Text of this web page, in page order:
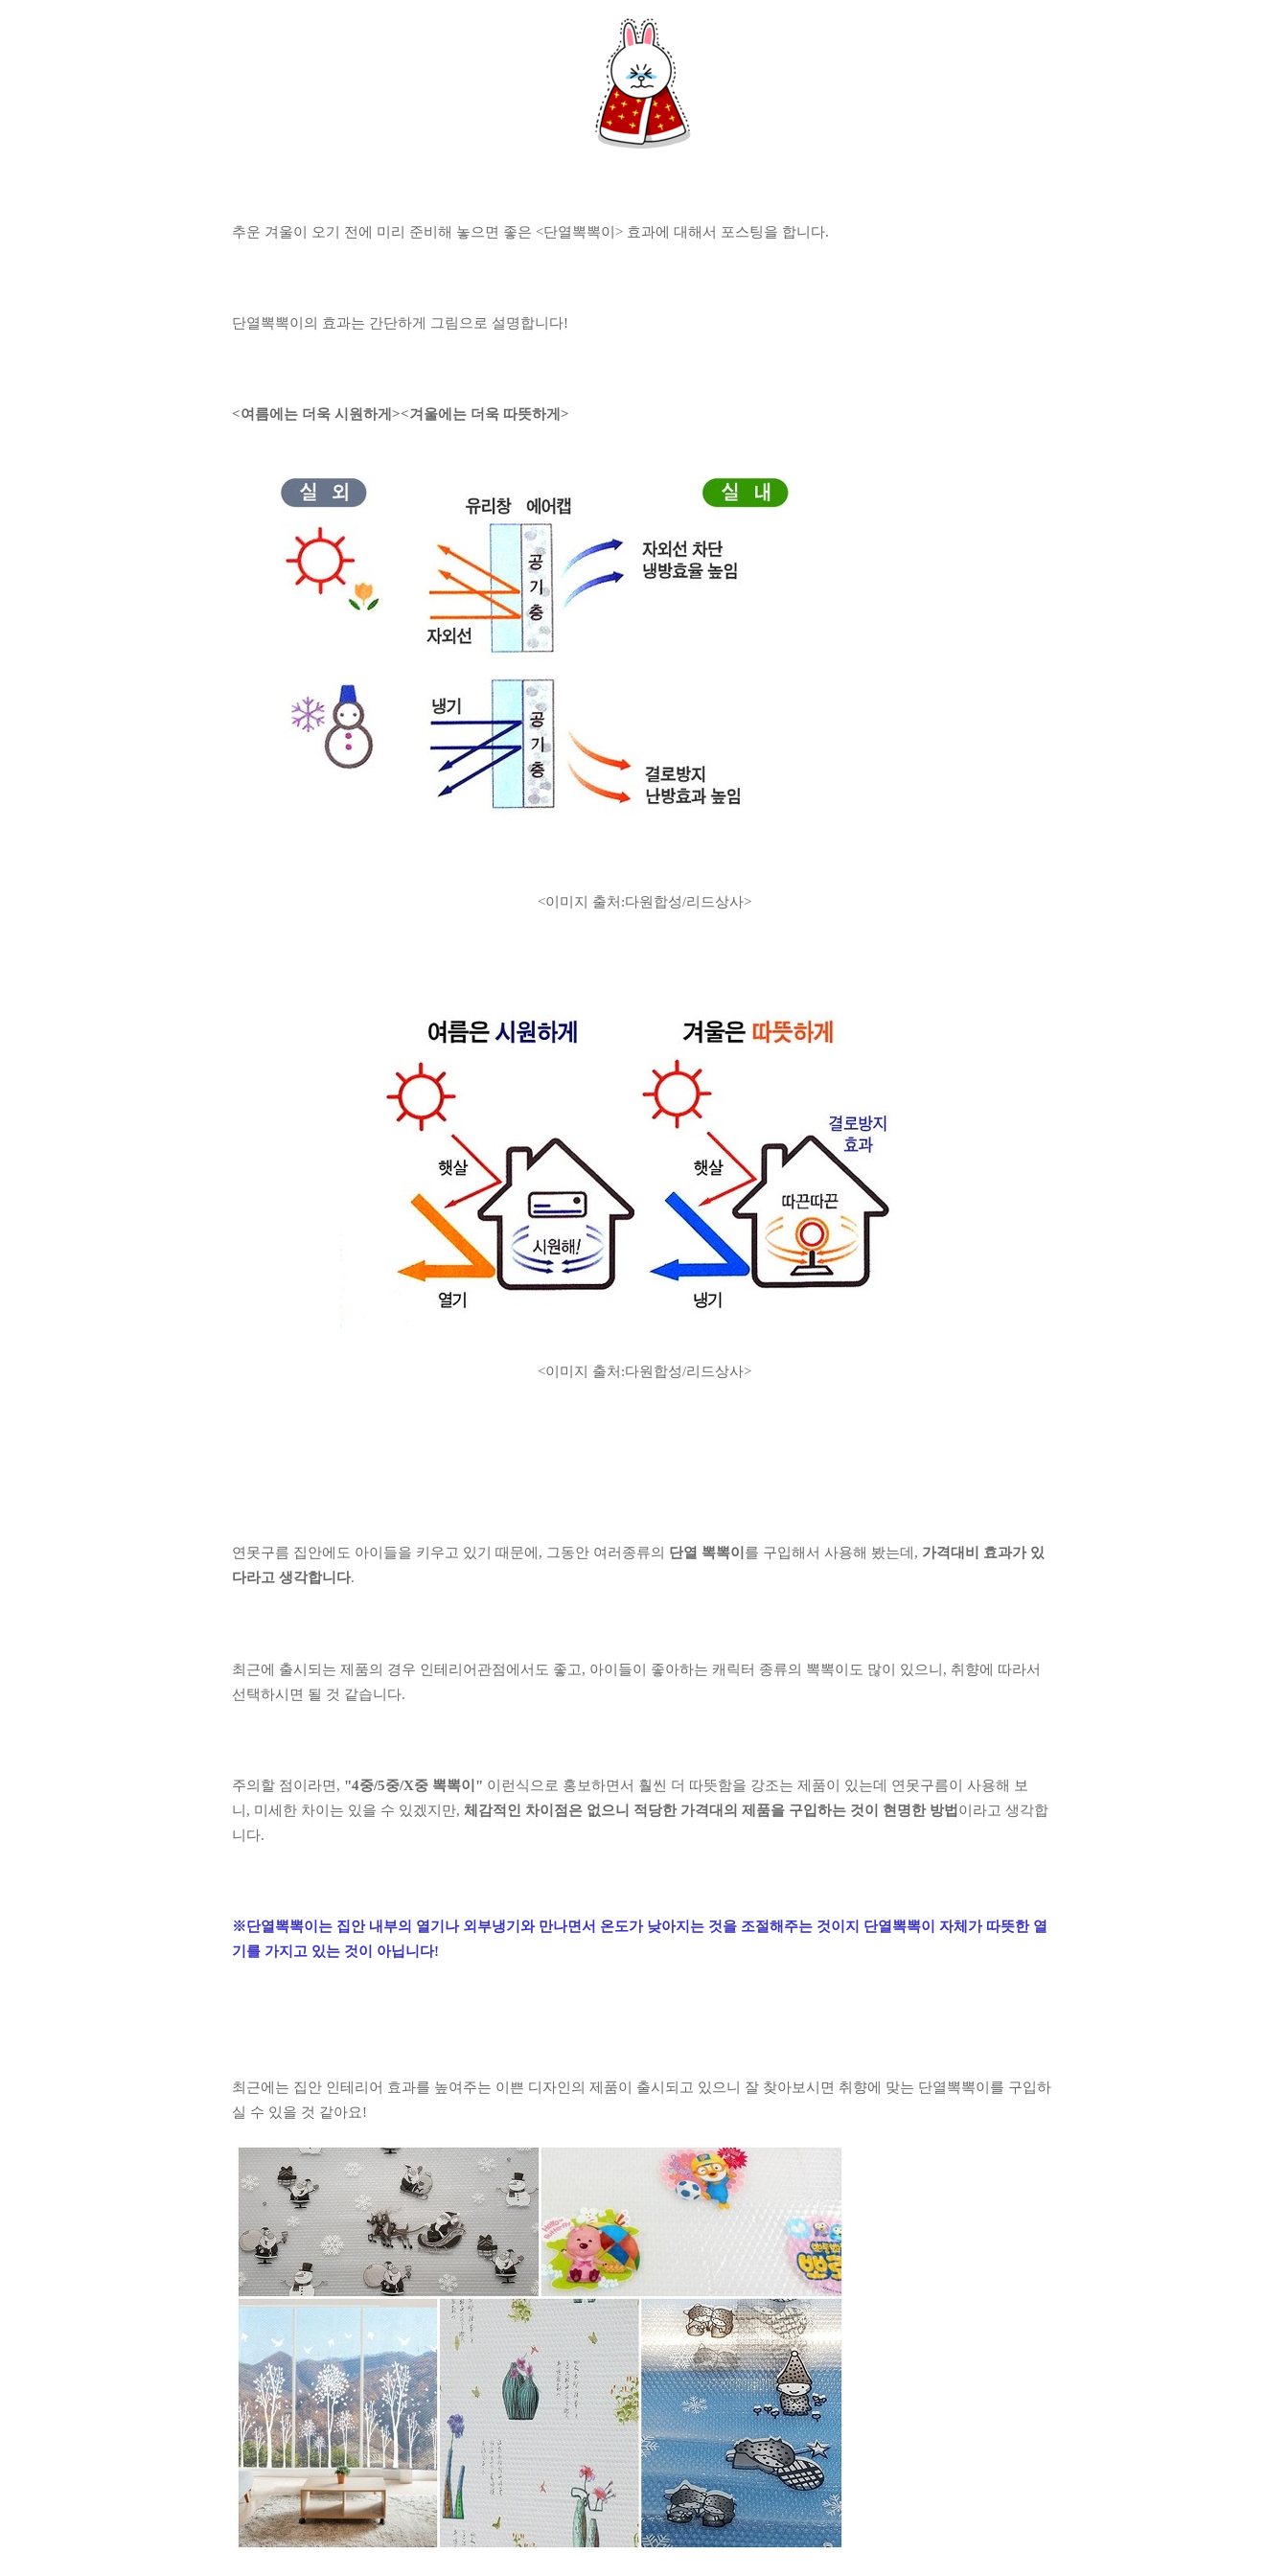
추운 겨울이 오기 전에 미리 준비해 놓으면 좋은 <단열뽁뽁이> 효과에 대해서 포스팅을 합니다.
단열뽁뽁이의 효과는 간단하게 그림으로 설명합니다!
<여름에는 더욱 시원하게><겨울에는 더욱 따뜻하게>
<이미지 출처:다원합성/리드상사>
<이미지 출처:다원합성/리드상사>
연못구름 집안에도 아이들을 키우고 있기 때문에, 그동안 여러종류의 단열 뽁뽁이 를 구입해서 사용해 봤는데, 가격대비 효과가 있
다라고 생각합니다.
최근에 출시되는 제품의 경우 인테리어관점에서도 좋고, 아이들이 좋아하는 캐릭터 종류의 뽁뽁이도 많이 있으니, 취향에 따라서
선택하시면 될 것 같습니다.
주의할 점이라면, "4중/5중/X중 뽁뽁이" 이런식으로 홍보하면서 훨씬 더 따뜻함을 강조는 제품이 있는데 연못구름이 사용해 보
니, 미세한 차이는 있을 수 있겠지만, 체감적인 차이점은 없으니 적당한 가격대의 제품을 구입하는 것이 현명한 방법 이라고 생각합
니다.
※단열뽁뽁이는 집안 내부의 열기나 외부냉기와 만나면서 온도가 낮아지는 것을 조절해주는 것이지 단열뽁뽁이 자체가 따뜻한 열
기를 가지고 있는 것이 아닙니다!
최근에는 집안 인테리어 효과를 높여주는 이쁜 디자인의 제품이 출시되고 있으니 잘 찾아보시면 취향에 맞는 단열뽁뽁이를 구입하
실 수 있을 것 같아요!